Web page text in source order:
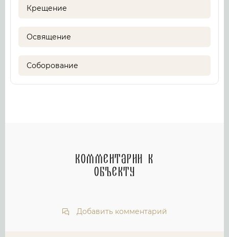
Крещение
Освящение
Соборование
Комментарии к
объекту
Добавить комментарий